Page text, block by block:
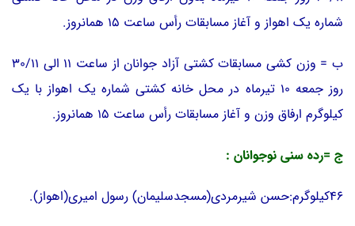
شماره یک اهواز و آغاز مسابقات رأس ساعت 15 همانروز.
ب = وزن کشی مسابقات کشتی آزاد جوانان از ساعت 11 الی 30/11
روز جمعه 10 تیرماه در محل خانه کشتی شماره یک اهواز با یک
کیلوگرم ارفاق وزن و آغاز مسابقات رأس ساعت 15 همانروز.
ج =رده سنی نوجوانان :
46کیلوگرم:حسن شیرمردی(مسجدسلیمان) رسول امیری(اهواز).